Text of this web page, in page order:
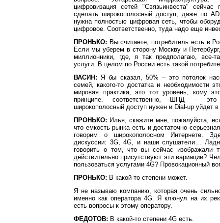
цифровизация сетей "Связьинвеста"
сделать широкополосный доступ, даже по
нужна полностью цифровая сеть, чтобы
цифровое. Соответственно, туда надо еще
ПРОНЬКО: Вы считаете, потребитель есть в
Если мы уберем в сторону Москву и
миллионники, где, я так предполагаю, все-
услуги. В целом по России есть такой
ВАСИН: Я бы сказал, 50% – это потолок
семей, какого-то достатка и необходимости
мировая практика, это тот уровень, кому
принципе. соответственно, ШПД – это
широкополосный доступ нужен и Dial-up уйдет в
ПРОНЬКО: Илья, скажите мне, пожалуйста,
что емкость рынка есть и достаточно
говорим о широкополосном Интернете.
дискуссии: 3G, 4G, и наши слушатели…
говорить о том, что вы сейчас изображали
действительно присутствуют эти вариации?
пользоваться услугами 4G? Провокационный
ПРОНЬКО: В какой-то степени может.
Я не называю компанию, которая очень
именно как оператора 4G. Я клюнул на их
есть вопросы к этому оператору.
ФЕДОТОВ: В какой-то степени 4G есть.